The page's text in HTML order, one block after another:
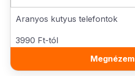
Aranyos kutyus telefontok
3990 Ft-tól
Megnézem